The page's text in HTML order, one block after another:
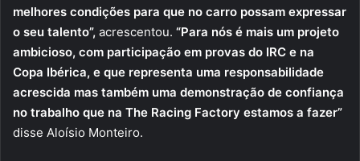
melhores condições para que no carro possam expressar
o seu talento”, acrescentou. “Para nós é mais um projeto
ambicioso, com participação em provas do IRC e na
Copa Ibérica, e que representa uma responsabilidade
acrescida mas também uma demonstração de confiança
no trabalho que na The Racing Factory estamos a fazer”
disse Aloísio Monteiro.